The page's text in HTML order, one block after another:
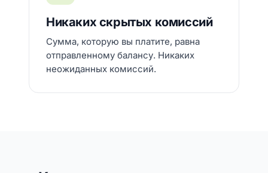
Никаких скрытых комиссий
Сумма, которую вы платите, равна
отправленному балансу. Никаких
неожиданных комиссий.